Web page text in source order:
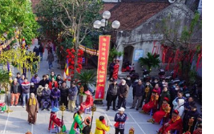
Vua (số 17 Thịnh Yên), trong đó
tướng.